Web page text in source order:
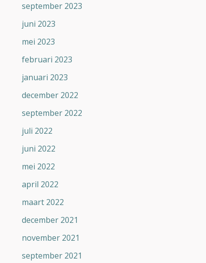
september 2023
juni 2023
mei 2023
februari 2023
januari 2023
december 2022
september 2022
juli 2022
juni 2022
mei 2022
april 2022
maart 2022
december 2021
november 2021
september 2021